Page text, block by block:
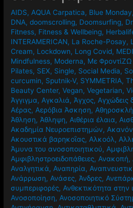
AIDS, AQUA Carpatica, Blue Monday,
DNA,doomscrolling, Doomsurfing,
Fitness, Fitness & Wellbeing,
INTERAMERICAN, La Roche-Posay,
Cream, Lockdown, Long Covid,
Mindfulness, Moderna, Mε
Pilates, SEX, Single, Social Media,
curcumin, Sputnik-V, SYMMETRIA,
Beauty Center,Vegan,Vegetarian,
Άγγιγμα, Αγκαλιά, Άγχος, Αγχώδεις
Αέρας, Αερόβια Άσκηση,
Άθληση, Άθληψη, Αιθέρια έλαια,
Ακαδημία Νευροεπιστημών,
Ακουστικά βαρηκοΐας, Αλκοόλ,
Άμυνα του ανοσοποιητικού,
Αμφιβληστροειδοπάθειες, Ανακοπή,
Αναλγητικά, Αναπηρία,
Ανάρρωση, Ανάσες, Άνδρες,
συμπεριφορές, Ανθεκτικότητα στην
Ανοσοποίηση, Ανοσοποιητικό